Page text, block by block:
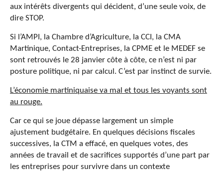
aux intérêts divergents qui décident, d’une seule voix, de
dire STOP.
Si l’AMPI, la Chambre d’Agriculture, la CCI, la CMA
Martinique, Contact-Entreprises, la CPME et le MEDEF se
sont retrouvés le 28 janvier côte à côte, ce n’est ni par
posture politique, ni par calcul. C’est par instinct de survie.
L’économie martiniquaise va mal et tous les voyants sont
au rouge.
Car ce qui se joue dépasse largement un simple
ajustement budgétaire. En quelques décisions fiscales
successives, la CTM a effacé, en quelques votes, des
années de travail et de sacrifices supportés d’une part par
les entreprises pour survivre dans un contexte